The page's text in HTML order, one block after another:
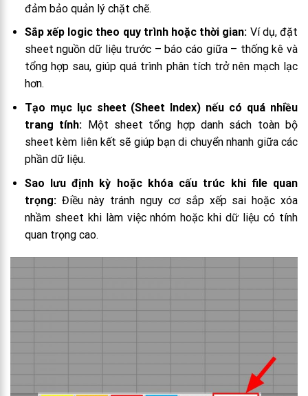
đảm bảo quản lý chặt chẽ.
Sắp xếp logic theo quy trình hoặc thời gian: Ví dụ, đặt
sheet nguồn dữ liệu trước – báo cáo giữa – thống kê và
tổng hợp sau, giúp quá trình phân tích trở nên mạch lạc
hơn.
Tạo mục lục sheet (Sheet Index) nếu có quá nhiều
trang tính: Một sheet tổng hợp danh sách toàn bộ
sheet kèm liên kết sẽ giúp bạn di chuyển nhanh giữa các
phần dữ liệu.
Sao lưu định kỳ hoặc khóa cấu trúc khi file quan
trọng:Điều này tránh nguy cơ sắp xếp sai hoặc xóa
nhầm sheet khi làm việc nhóm hoặc khi dữ liệu có tính
quan trọng cao.